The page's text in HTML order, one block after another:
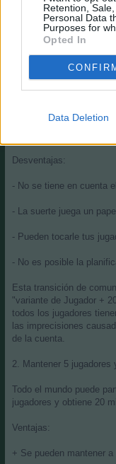
Retention,
Personal Data
Purposes for
Opted In
Data Deletion
Tu plantilla será
jugadores. El saldo de
millones menos el valor
Ventajas:
Desventajas:
- No se tiene en cuenta
- La suerte juega un
- Pueden tocarle tus
- No es posible la
Esta transición de
"variante de Jugador +
todos los jugadores
las imprecisiones
de la cuenta.
2. Mantener 5 jugadores
Todo el mundo puede
jugadores y obtiene 20
Ventajas:
+ Se pueden mantener